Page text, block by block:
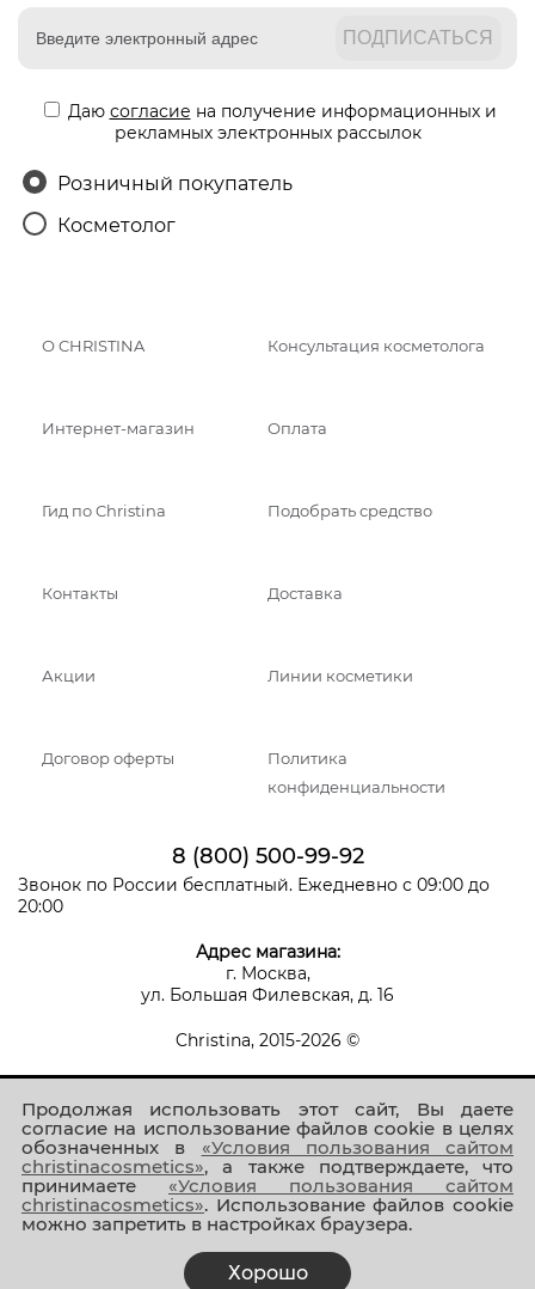
Продолжая использовать этот сайт, Вы даете
согласие на использование файлов cookie в целях
обозначенных в «Условия пользования сайтом
christinacosmetics», а также подтверждаете, что
принимаете «Условия пользования сайтом
christinacosmetics». Использование файлов cookie
можно запретить в настройках браузера.
Хорошо
Даю согласие на получение информационных и
рекламных электронных рассылок
Розничный покупатель
Косметолог
О CHRISTINA Консультация косметолога
Интернет-магазин Оплата
Гид по Christina Подобрать средство
Контакты Доставка
Акции Линии косметики
Договор оферты
Политика
конфиденциальности
8 (800) 500-99-92
Звонок по России бесплатный. Ежедневно с 09:00 до
20:00
Адрес магазина:
г. Москва,
ул. Большая Филевская, д. 16
Christina, 2015-2026 ©
Присоединяйтесь к нам!